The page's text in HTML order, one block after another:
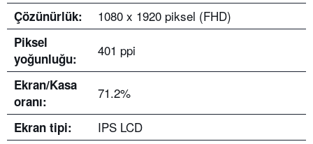
Çözünürlük: 1080 x 1920 piksel (FHD)
Piksel
yoğunluğu:
401 ppi
Ekran/Kasa
oranı:
71.2%
Ekran tipi: IPS LCD